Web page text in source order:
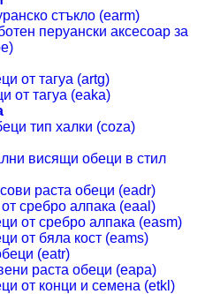
стъкло (earm)
перуански аксесоар за
от тагуа (artg)
от тагуа (eaka)
тип халки (coza)
висящи обеци в стил
раста обеци (eadr)
сребро алпака (eaal)
от сребро алпака (easm)
от бяла кост (eams)
(eatr)
раста обеци (eapa)
от конци и семена (etkl)